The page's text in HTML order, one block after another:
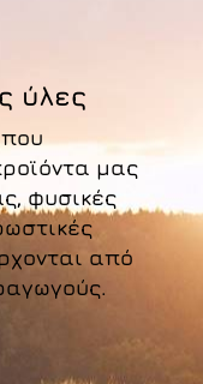
ύλες
μας
φυσικές
από